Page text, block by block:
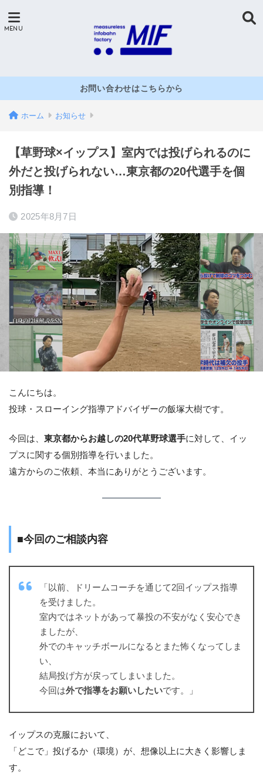
お問い合わせはこちらから
ホーム お知らせ
【草野球×イップス】室内では投げられるのに
外だと投げられない…東京都の20代選手を個
別指導！
2025年8月7日
こんにちは。
投球・スローイング指導アドバイザーの飯塚大樹です。
今回は、 東京都からお越しの20代草野球選手に対して、イッ
プスに関する個別指導を行いました。
遠方からのご依頼、本当にありがとうございます。
■今回のご相談内容
「以前、ドリームコーチを通じて2回イップス指導
を受けました。
室内ではネットがあって暴投の不安がなく安心でき
ましたが、
外でのキャッチボールになるとまた怖くなってしま
い、
結局投げ方が戻ってしまいました。
今回は外で指導をお願いしたいです。」
イップスの克服において、
「どこで」投げるか（環境）が、想像以上に大きく影響しま
す。